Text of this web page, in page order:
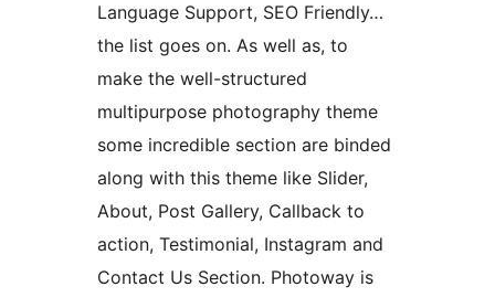
Language Support, SEO Friendly…
the list goes on. As well as, to
make the well-structured
multipurpose photography theme
some incredible section are binded
along with this theme like Slider,
About, Post Gallery, Callback to
action, Testimonial, Instagram and
Contact Us Section. Photoway is